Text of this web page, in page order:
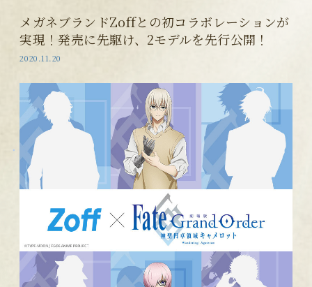
メガネブランドZoffとの初コラボレーションが
実現！発売に先駆け、2モデルを先行公開！
2020.11.20